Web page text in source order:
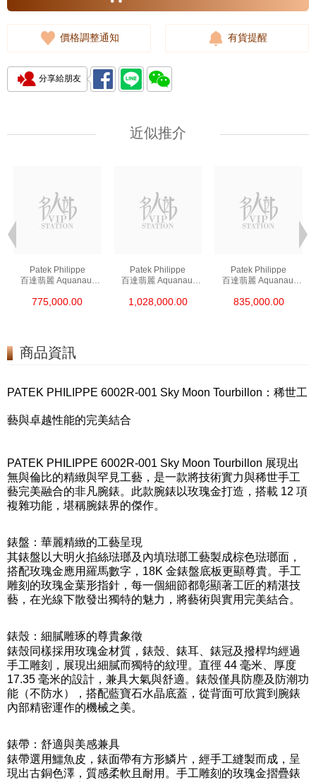
價格調整通知 有貨提醒
分享給朋友
近似推介
Patek Philippe
百達翡麗 Aquanaut
775,000.00
Patek Philippe
百達翡麗 Aquanaut
1,028,000.00
Patek Philippe
百達翡麗 Aquanaut
835,000.00
商品資訊
PATEK PHILIPPE 6002R-001 Sky Moon Tourbillon：稀世工
藝與卓越性能的完美結合
PATEK PHILIPPE 6002R-001 Sky Moon Tourbillon 展現出
無與倫比的精緻與罕見工藝，是一款將技術實力與稀世手工
藝完美融合的非凡腕錶。此款腕錶以玫瑰金打造，搭載 12 項
複雜功能，堪稱腕錶界的傑作。
錶盤：華麗精緻的工藝呈現
其錶盤以大明火掐絲琺瑯及內填琺瑯工藝製成棕色琺瑯面，
搭配玫瑰金應用羅馬數字，18K 金錶盤底板更顯尊貴。手工
雕刻的玫瑰金葉形指針，每一個細節都彰顯著工匠的精湛技
藝，在光線下散發出獨特的魅力，將藝術與實用完美結合。
錶殼：細膩雕琢的尊貴象徵
錶殼同樣採用玫瑰金材質，錶殼、錶耳、錶冠及撥桿均經過
手工雕刻，展現出細膩而獨特的紋理。直徑 44 毫米、厚度
17.35 毫米的設計，兼具大氣與舒適。錶殼僅具防塵及防潮功
能（不防水），搭配藍寶石水晶底蓋，從背面可欣賞到腕錶
內部精密運作的機械之美。
錶帶：舒適與美感兼具
錶帶選用鱷魚皮，錶面帶有方形鱗片，經手工縫製而成，呈
現出古銅色澤，質感柔軟且耐用。手工雕刻的玫瑰金摺疊錶